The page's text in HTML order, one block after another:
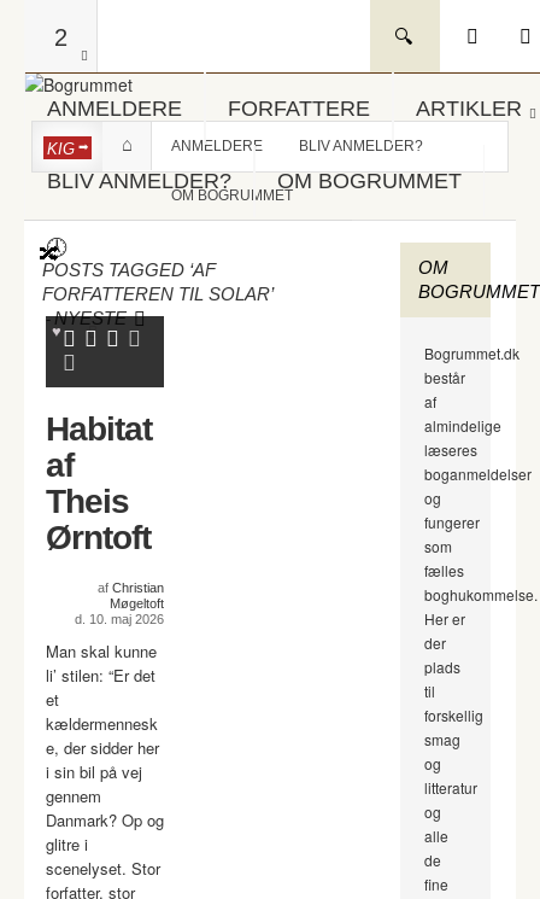
2
ANMELDERE FORFATTERE ARTIKLER
BLIV ANMELDER? OM BOGRUMMET
KIG ANMELDERE BLIV ANMELDER?
OM BOGRUMMET
POSTS TAGGED ‘AF
FORFATTEREN TIL SOLAR’
-NYESTE
Habitat
af
Theis
Ørntoft
af Christian
Møgeltoft
d. 10. maj 2026
Man skal kunne
li’ stilen: “Er det
et
kældermennesk
e, der sidder her
i sin bil på vej
gennem
Danmark? Op og
glitre i
scenelyset. Stor
forfatter, stor
OM
BOGRUMMET
Bogrummet.dk
består
af
almindelige
læseres
boganmeldelser
og
fungerer
som
fælles
boghukommelse.
Her er
der
plads
til
forskellig
smag
og
litteratur
og
alle
de
fine